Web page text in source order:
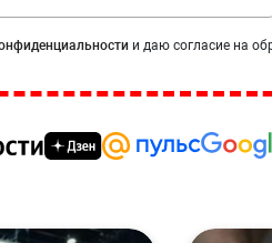
и даю согласие на